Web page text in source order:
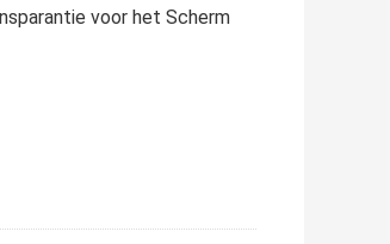
voor het Scherm